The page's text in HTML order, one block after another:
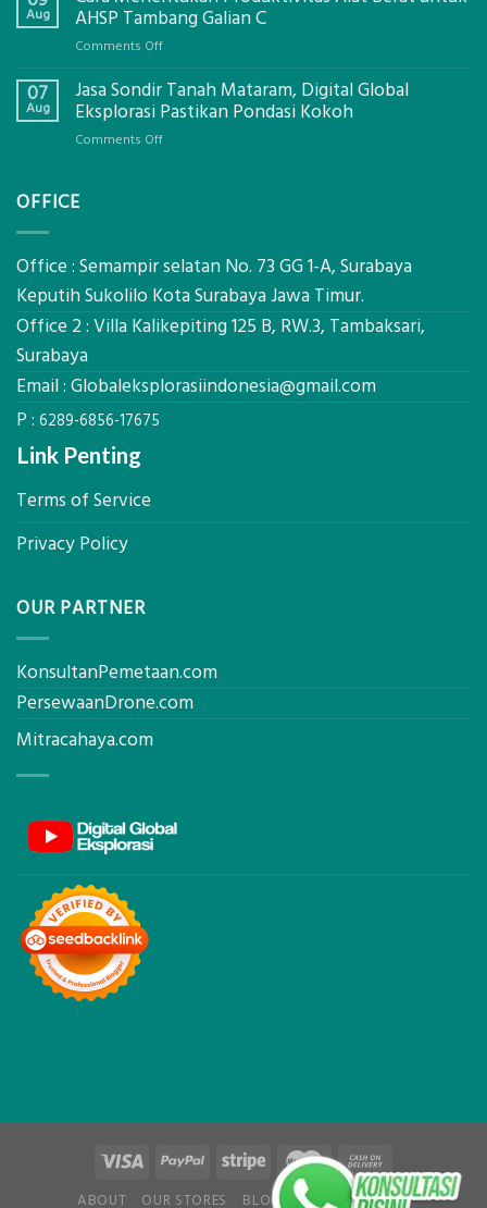
Galian
Lengkap
Dengan
Global
Aug
AHSP Tambang Galian C
Comments Offon
Menentukan
Produktivitas
07
Aug
Jasa Sondir Tanah Mataram, Digital Global
Eksplorasi Pastikan Pondasi Kokoh
Comments Offon
Global
Pastikan
Pondasi
OFFICE
Office : Semampir selatan No. 73 GG 1-A, Surabaya
Keputih Sukolilo Kota Surabaya Jawa Timur.
Office 2 : Villa Kalikepiting 125 B, RW.3, Tambaksari,
Surabaya
Email : Globaleksplorasiindonesia@gmail.com
P : 6289-6856-17675
Link Penting
Terms of Service
Privacy Policy
OUR PARTNER
KonsultanPemetaan.com
PersewaanDrone.com
Mitracahaya.com
ABOUT OUR STORES BLOG CONTACT FAQ